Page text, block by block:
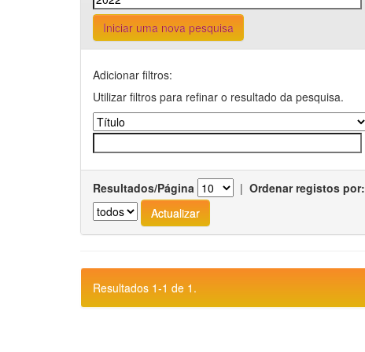
Iniciar uma nova pesquisa
Adicionar filtros:
Utilizar filtros para refinar o resultado da pesquisa.
Resultados/Página | Ordenar registos por:
Resultados 1-1 de 1.